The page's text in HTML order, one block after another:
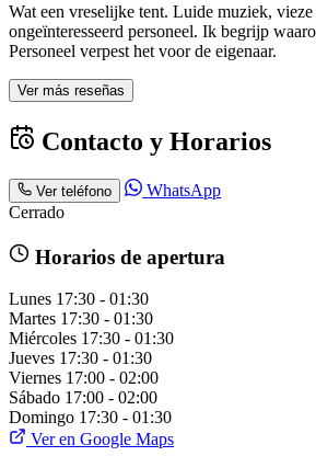
Wat een vreselijke tent. Luide muziek, vieze
ongeïnteresseerd personeel. Ik begrijp
Personeel verpest het voor de eigenaar.
Ver más reseñas
Contacto y Horarios
Ver teléfono
WhatsApp
Cerrado
Horarios de apertura
Lunes 17:30 - 01:30
Martes 17:30 - 01:30
Miércoles 17:30 - 01:30
Jueves 17:30 - 01:30
Viernes 17:00 - 02:00
Sábado 17:00 - 02:00
Domingo 17:30 - 01:30
Ver en Google Maps